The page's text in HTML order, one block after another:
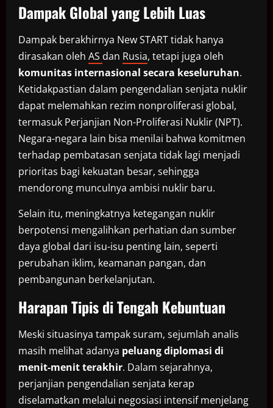
Dampak Global yang Lebih Luas
Dampak berakhirnya New START tidak hanya
dirasakan oleh AS dan Rusia, tetapi juga oleh
komunitas internasional secara keseluruhan.
Ketidakpastian dalam pengendalian senjata nuklir
dapat melemahkan rezim nonproliferasi global,
termasuk Perjanjian Non-Proliferasi Nuklir (NPT).
Negara-negara lain bisa menilai bahwa komitmen
terhadap pembatasan senjata tidak lagi menjadi
prioritas bagi kekuatan besar, sehingga
mendorong munculnya ambisi nuklir baru.
Selain itu, meningkatnya ketegangan nuklir
berpotensi mengalihkan perhatian dan sumber
daya global dari isu-isu penting lain, seperti
perubahan iklim, keamanan pangan, dan
pembangunan berkelanjutan.
Harapan Tipis di Tengah Kebuntuan
Meski situasinya tampak suram, sejumlah analis
masih melihat adanya peluang diplomasi di
menit-menit terakhir. Dalam sejarahnya,
perjanjian pengendalian senjata kerap
diselamatkan melalui negosiasi intensif menjelang